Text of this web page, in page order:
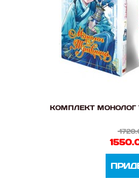
КОМПЛЕКТ МОНОЛОГ